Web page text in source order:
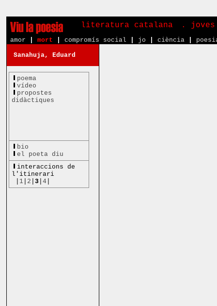
literatura catalana .
amor mort compromís social jo ciència
Sanahuja, Eduard
poema
vídeo
propostes
didàctiques
bio
el poeta diu
interaccions de
l'itinerari
1 2 |3 |4